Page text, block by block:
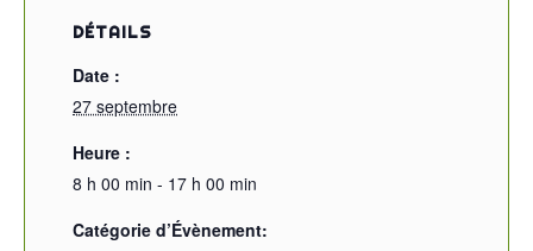
DÉTAILS
Date :
27 septembre
Heure :
8 h 00 min - 17 h 00 min
Catégorie d’Évènement: